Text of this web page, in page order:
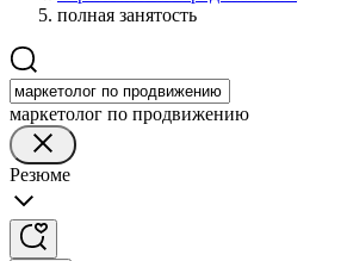
полная занятость
маркетолог по продвижению
Резюме